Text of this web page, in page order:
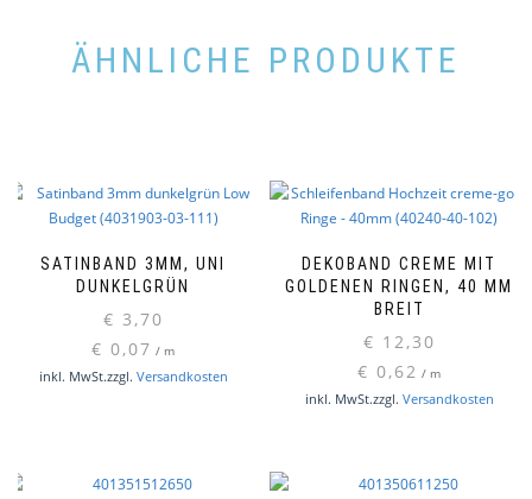
ÄHNLICHE PRODUKTE
SATINBAND 3MM, UNI
DUNKELGRÜN
€ 3,70
€ 0,07 / m
inkl. MwSt.zzgl. Versandkosten
DEKOBAND CREME MIT
GOLDENEN RINGEN, 40 MM
BREIT
€ 12,30
€ 0,62 / m
inkl. MwSt.zzgl. Versandkosten